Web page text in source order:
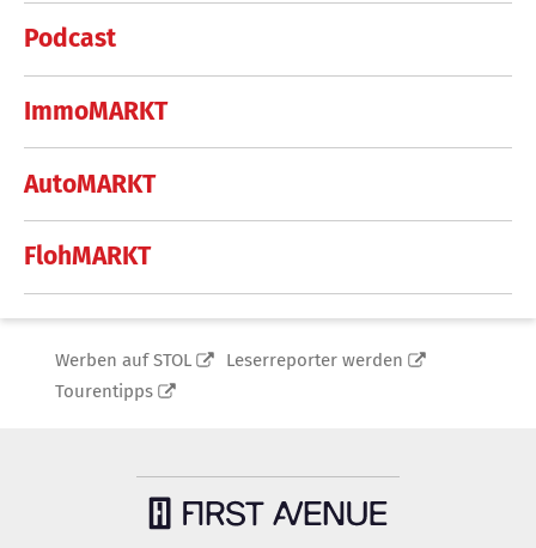
Podcast
ImmoMARKT
AutoMARKT
FlohMARKT
Werben auf STOL
Leserreporter werden
Tourentipps